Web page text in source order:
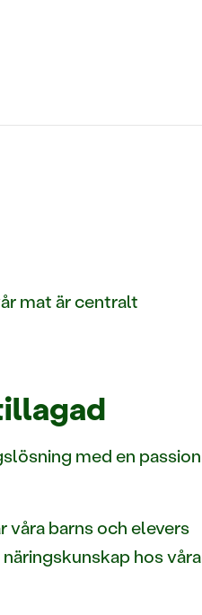
mat är centralt
med en passion
våra barns och elevers
hos våra